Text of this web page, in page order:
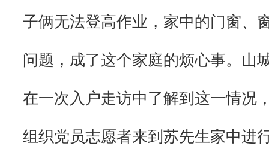
子俩无法登高作业，家中的门窗、
问题，成了这个家庭的烦心事。山
在一次入户走访中了解到这一情况
组织党员志愿者来到苏先生家中进